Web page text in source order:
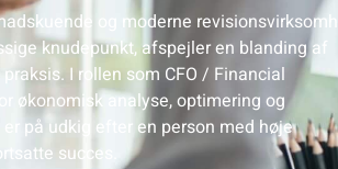
og moderne
knudepunkt, afspejler en blanding af
I rollen som CFO / Financial
økonomisk analyse, optimering og
på udkig efter en person med høje
succes.